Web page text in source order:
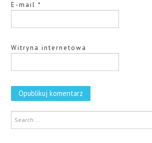
E-mail*
Witryna internetowa